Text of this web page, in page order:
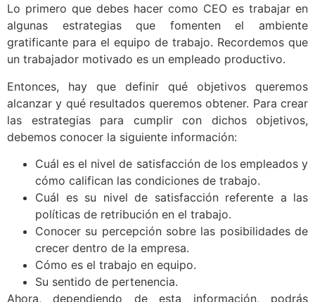
Lo primero que debes hacer como CEO es trabajar en
algunas estrategias que fomenten el ambiente
gratificante para el equipo de trabajo. Recordemos que
un trabajador motivado es un empleado productivo.
Entonces, hay que definir qué objetivos queremos
alcanzar y qué resultados queremos obtener. Para crear
las estrategias para cumplir con dichos objetivos,
debemos conocer la siguiente información:
Cuál es el nivel de satisfacción de los empleados y
cómo califican las condiciones de trabajo.
Cuál es su nivel de satisfacción referente a las
políticas de retribución en el trabajo.
Conocer su percepción sobre las posibilidades de
crecer dentro de la empresa.
Cómo es el trabajo en equipo.
Su sentido de pertenencia.
Ahora, dependiendo de esta información, podrás